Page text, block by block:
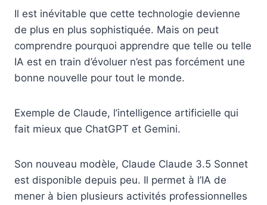
Il est inévitable que cette technologie devienne
de plus en plus sophistiquée. Mais on peut
comprendre pourquoi apprendre que telle ou telle
IA est en train d’évoluer n’est pas forcément une
bonne nouvelle pour tout le monde.
Exemple de Claude, l’intelligence artificielle qui
fait mieux que ChatGPT et Gemini.
Son nouveau modèle, Claude Claude 3.5 Sonnet
est disponible depuis peu. Il permet à l’IA de
mener à bien plusieurs activités professionnelles